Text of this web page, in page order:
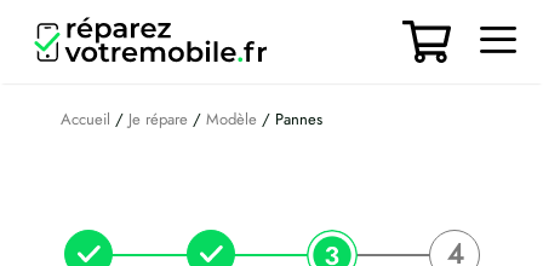
contenu
Accueil / Je répare / Modèle / Pannes